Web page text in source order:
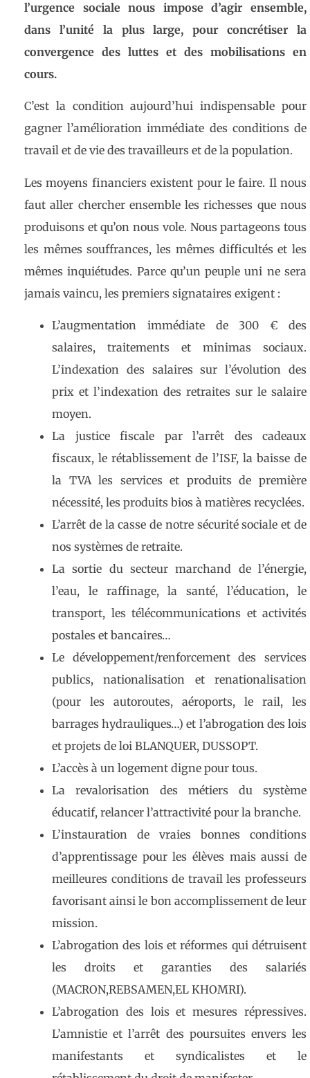
l’urgence sociale nous impose d’agir ensemble,
dans l’unité la plus large, pour concrétiser la
convergence des luttes et des mobilisations en
cours.
C’est la condition aujourd’hui indispensable pour
gagner l’amélioration immédiate des conditions de
travail et de vie des travailleurs et de la population.
Les moyens financiers existent pour le faire. Il nous
faut aller chercher ensemble les richesses que nous
produisons et qu’on nous vole. Nous partageons tous
les mêmes souffrances, les mêmes difficultés et les
mêmes inquiétudes. Parce qu’un peuple uni ne sera
jamais vaincu, les premiers signataires exigent :
L’augmentation immédiate de 300 € des
salaires, traitements et minimas sociaux.
L’indexation des salaires sur l’évolution des
prix et l’indexation des retraites sur le salaire
moyen.
La justice fiscale par l’arrêt des cadeaux
fiscaux, le rétablissement de l’ISF, la baisse de
la TVA les services et produits de première
nécessité, les produits bios à matières recyclées.
L’arrêt de la casse de notre sécurité sociale et de
nos systèmes de retraite.
La sortie du secteur marchand de l’énergie,
l’eau, le raffinage, la santé, l’éducation, le
transport, les télécommunications et activités
postales et bancaires…
Le développement/renforcement des services
publics, nationalisation et renationalisation
(pour les autoroutes, aéroports, le rail, les
barrages hydrauliques…) et l’abrogation des lois
et projets de loi BLANQUER, DUSSOPT.
L’accès à un logement digne pour tous.
La revalorisation des métiers du système
éducatif, relancer l’attractivité pour la branche.
L’instauration de vraies bonnes conditions
d’apprentissage pour les élèves mais aussi de
meilleures conditions de travail les professeurs
favorisant ainsi le bon accomplissement de leur
mission.
L’abrogation des lois et réformes qui détruisent
les droits et garanties des salariés
(MACRON,REBSAMEN,EL KHOMRI).
L’abrogation des lois et mesures répressives.
L’amnistie et l’arrêt des poursuites envers les
manifestants et syndicalistes et le